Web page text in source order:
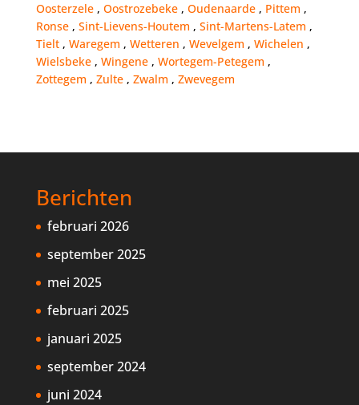
Oosterzele , Oostrozebeke , Oudenaarde , Pittem ,
Ronse , Sint-Lievens-Houtem , Sint-Martens-Latem ,
Tielt , Waregem , Wetteren , Wevelgem , Wichelen ,
Wielsbeke , Wingene , Wortegem-Petegem ,
Zottegem , Zulte , Zwalm , Zwevegem
Berichten
februari 2026
september 2025
mei 2025
februari 2025
januari 2025
september 2024
juni 2024